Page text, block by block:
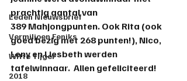
Leden Nieuwsbrief
Vermiljoen Feniks
Witte Tijger
2018
prachtig aantal van
389 Mahjongpunten. Ook Rita (ook
goed bezig met 268 punten!), Nico,
Leny en Liesbeth werden
tafelwinnaar.  Allen gefeliciteerd!